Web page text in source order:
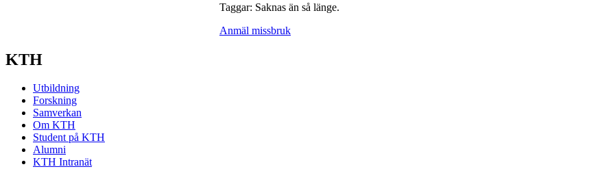
Taggar: Saknas än så länge.
Anmäl missbruk
KTH
Utbildning
Forskning
Samverkan
Om KTH
Student på KTH
Alumni
KTH Intranät